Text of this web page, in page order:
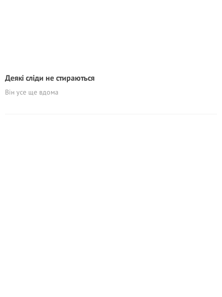
Деякі сліди не стираються
Він усе ще вдома